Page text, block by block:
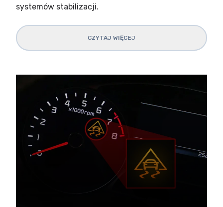
systemów stabilizacji.
CZYTAJ WIĘCEJ